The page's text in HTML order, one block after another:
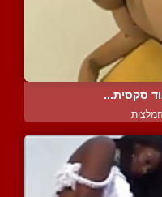
סקסית...